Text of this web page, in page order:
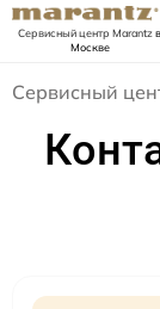
Сервисный центр Marantzв
Москве
Сервисный